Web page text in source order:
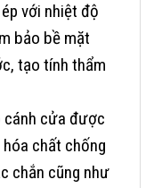
với nhiệt độ
bảo bề mặt
tạo tính thẩm
cánh cửa được
chất chống
chắn cũng như